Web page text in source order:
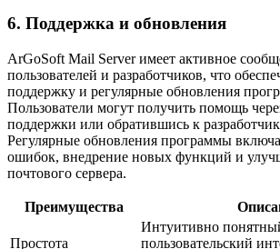
6. Поддержка и обновления
ArGoSoft Mail Server имеет активное
пользователей и разработчиков, что
поддержку и регулярные обновления
Пользователи могут получить помощь
поддержки или обратившись к
Регулярные обновления программы
ошибок, внедрение новых функций и
почтового сервера.
Преимущества
Простота
Интуитивно
пользовательский